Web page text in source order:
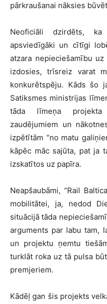
pārkraušanai nāksies
Neoficiāli dzirdēts,
apsviedīgāki un cītīgi
atzara nepieciešamību
izdosies, trīsreiz varat
konkurētspēju. Kāds šo
Satiksmes ministrijas
tāda līmeņa projekta
zaudējumiem un
izpētītām “no matu
kāpēc māc sajūta, pat ja
izskatītos uz papīra.
Neapšaubāmi, “Rail
mobilitātei, ja, nedod
situācijā tāda
arguments par labu tam,
un projektu ņemtu
turklāt roka uz tā pulsa
premjeriem.
Kādēļ gan šis projekts